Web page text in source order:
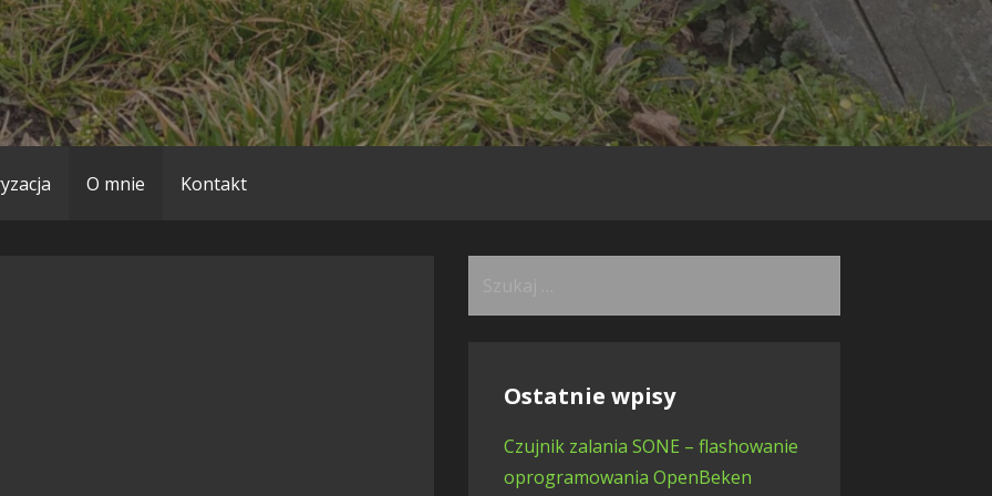
O mnie Kontakt
Ostatnie wpisy
Czujnik zalania SONE – flashowanie
oprogramowania OpenBeken